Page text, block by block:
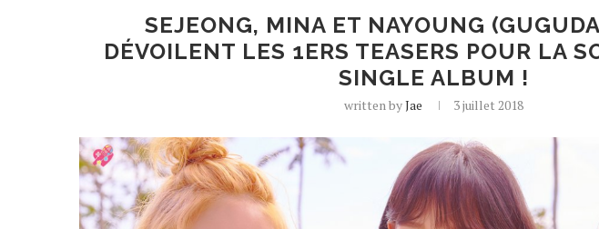
SEJEONG, MINA ET NAYOUNG
DÉVOILENT LES 1ERS TEASERS POUR LA
SINGLE ALBUM !
written byJae 3 juillet 2018